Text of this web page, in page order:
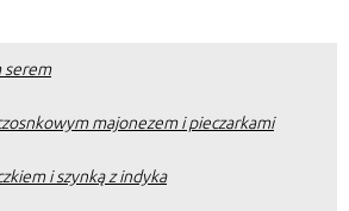
serem
majonezem i pieczarkami
i szynką z indyka